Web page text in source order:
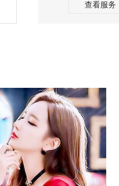
查看服务